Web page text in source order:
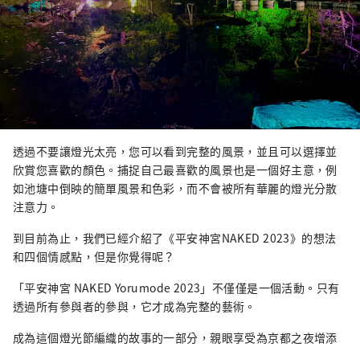
透過不要讓燈光太亮，您可以看到完整的風景，並且可以選擇並
欣賞您喜歡的顏色。捕捉自己最喜歡的風景也是一個好主意，例
如池塘中倒映的簡單風景和色彩，而不會被所有華麗的燈光分散
注意力。
到目前為止，我們已經介紹了《平安神宮NAKED 2023》的想法
和四個情感點，但是你覺得呢？
「平安神宮 NAKED Yorumode 2023」不僅僅是一個活動。只有
透過所有參與者的參與，它才成為完整的藝術。
成為這個燈光節編織的故事的一部分，親眼享受為京都之夜增添